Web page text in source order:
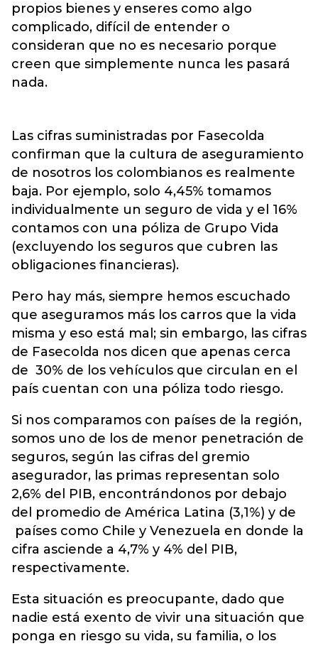
propios bienes y enseres como algo
complicado, difícil de entender o
consideran que no es necesario porque
creen que simplemente nunca les pasará
nada.
Las cifras suministradas por Fasecolda
confirman que la cultura de aseguramiento
de nosotros los colombianos es realmente
baja. Por ejemplo, solo 4,45% tomamos
individualmente un seguro de vida y el 16%
contamos con una póliza de Grupo Vida
(excluyendo los seguros que cubren las
obligaciones financieras).
Pero hay más, siempre hemos escuchado
que aseguramos más los carros que la vida
misma y eso está mal; sin embargo, las cifras
de Fasecolda nos dicen que apenas cerca
de 30% de los vehículos que circulan en el
país cuentan con una póliza todo riesgo.
Si nos comparamos con países de la región,
somos uno de los de menor penetración de
seguros, según las cifras del gremio
asegurador, las primas representan solo
2,6% del PIB, encontrándonos por debajo
del promedio de América Latina (3,1%) y de
países como Chile y Venezuela en donde la
cifra asciende a 4,7% y 4% del PIB,
respectivamente.
Esta situación es preocupante, dado que
nadie está exento de vivir una situación que
ponga en riesgo su vida, su familia, o los